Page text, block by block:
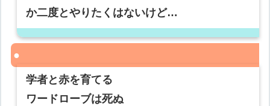
か二度とやりたくはないけど…
学者と赤を育てる
ワードローブは死ぬ